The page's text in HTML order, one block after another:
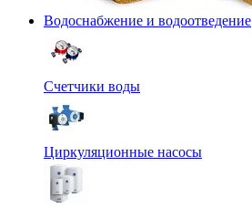
Водоснабжение и водоотведение
Счетчики воды
Циркуляционные насосы